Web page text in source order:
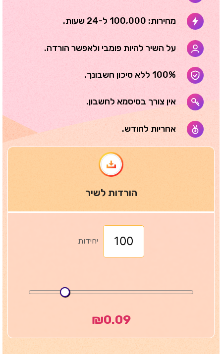
מהירות: 100,000 ל-24 שעות.
על השיר להיות פומבי ולאפשר הורדה.
100% ללא סיכון חשבונך.
אין צורך בסיסמא לחשבון.
אחריות לחודש.
הורדות לשיר
יחידות
₪0.09